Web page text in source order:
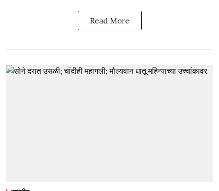
Read More